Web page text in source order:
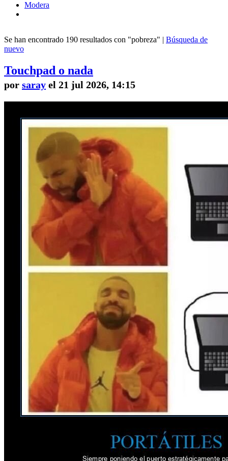
Modera
Se han encontrado 190 resultados con "pobreza" | Búsqueda de
nuevo
Touchpad o nada
por saray el 21 jul 2026, 14:15